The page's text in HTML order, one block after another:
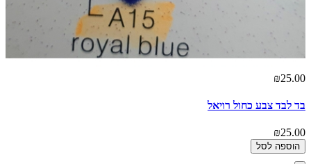
₪25.00
בד לבד צבע כחול רויאל
₪25.00
הוספה לסל